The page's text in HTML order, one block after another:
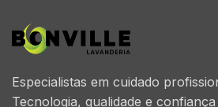
Especialistas em cuidado
Tecnologia, qualidade e